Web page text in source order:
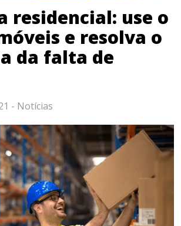
residencial: use o
e resolva o
da falta de
- Notícias